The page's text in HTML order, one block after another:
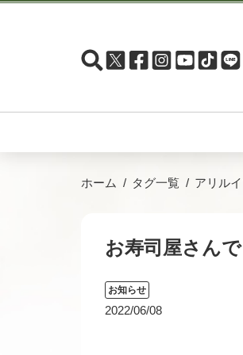
ホーム タグ一覧 アリル
お寿司屋さん
お知らせ
2022/06/08